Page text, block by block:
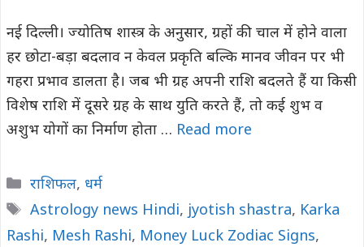
नई दिल्ली। ज्योतिष शास्त्र के अनुसार, ग्रहों की चाल में होने वाला
हर छोटा-बड़ा बदलाव न केवल प्रकृति बल्कि मानव जीवन पर भी
गहरा प्रभाव डालता है। जब भी ग्रह अपनी राशि बदलते हैं या किसी
विशेष राशि में दूसरे ग्रह के साथ युति करते हैं, तो कई शुभ व
अशुभ योगों का निर्माण होता … Read more
Categories
राशिफल, धर्म
Tags
Astrology news Hindi, jyotish shastra, Karka
Rashi, Mesh Rashi, Money Luck Zodiac Signs,